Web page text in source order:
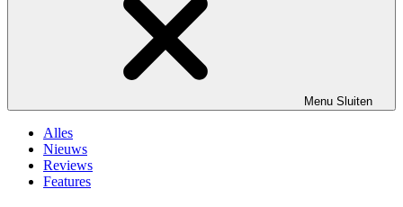
Menu Sluiten
Alles
Nieuws
Reviews
Features